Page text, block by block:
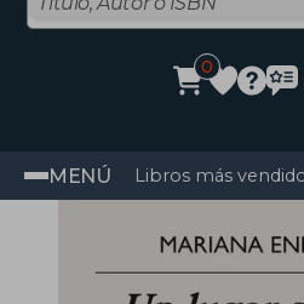
0
MENÚ Libros más